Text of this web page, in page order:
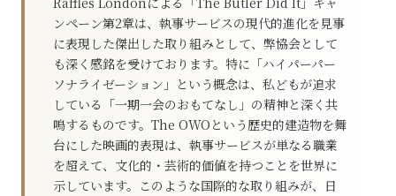
ンペーン第2章は、執事サービスの現代的進化を見事
に表現した傑出した取り組みとして、弊協会として
も深く感銘を受けております。特に「ハイパーパー
ソナライゼーション」という概念は、私どもが追求
している「一期一会のおもてなし」の精神と深く共
鳴するものです。The OWOという歴史的建造物を舞
台にした映画的表現は、執事サービスが単なる職業
を超えて、文化的・芸術的価値を持つことを世界に
示しています。このような国際的な取り組みが、日